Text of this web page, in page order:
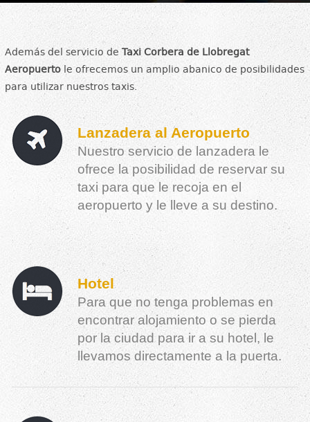
Además del servicio de Taxi Corbera de Llobregat
Aeropuerto le ofrecemos un amplio abanico de posibilidades
para utilizar nuestros taxis.
Lanzadera al Aeropuerto
Nuestro servicio de lanzadera le
ofrece la posibilidad de reservar su
taxi para que le recoja en el
aeropuerto y le lleve a su destino.
Hotel
Para que no tenga problemas en
encontrar alojamiento o se pierda
por la ciudad para ir a su hotel, le
llevamos directamente a la puerta.